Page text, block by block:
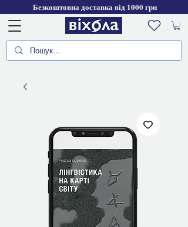
Безкоштовна доставка від 1000 грн